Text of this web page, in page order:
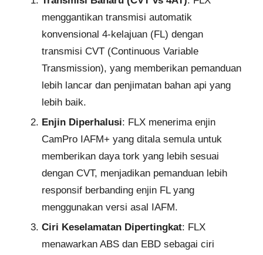
menggantikan transmisi automatik
konvensional 4-kelajuan (FL) dengan
transmisi CVT (Continuous Variable
Transmission), yang memberikan pemanduan
lebih lancar dan penjimatan bahan api yang
lebih baik.
Enjin Diperhalusi: FLX menerima enjin
CamPro IAFM+ yang ditala semula untuk
memberikan daya tork yang lebih sesuai
dengan CVT, menjadikan pemanduan lebih
responsif berbanding enjin FL yang
menggunakan versi asal IAFM.
Ciri Keselamatan Dipertingkat: FLX
menawarkan ABS dan EBD sebagai ciri